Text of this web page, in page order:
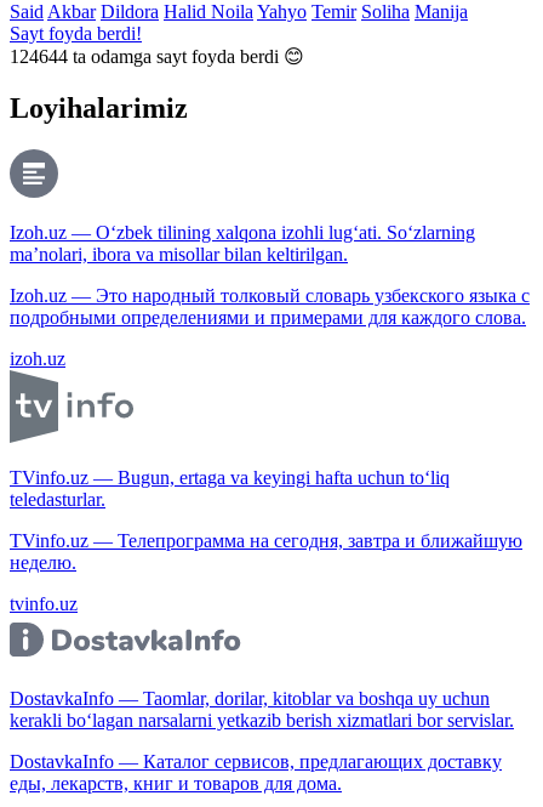
SaidAkbar Dildora Halid NoilaYahyo Temir Soliha Manija
Sayt foyda berdi!
124644 ta odamga sayt foyda berdi 😊
Loyihalarimiz
Izoh.uz — O‘zbek tilining xalqona izohli lug‘ati. So‘zlarning
ma’nolari, ibora va misollar bilan keltirilgan.
Izoh.uz — Это народный толковый словарь узбекского языка с
подробными определениями и примерами для каждого слова.
izoh.uz
TVinfo.uz — Bugun, ertaga va keyingi hafta uchun to‘liq
teledasturlar.
TVinfo.uz — Телепрограмма на сегодня, завтра и ближайшую
неделю.
tvinfo.uz
DostavkaInfo — Taomlar, dorilar, kitoblar va boshqa uy uchun
kerakli bo‘lagan narsalarni yetkazib berish xizmatlari bor servislar.
DostavkaInfo — Каталог сервисов, предлагающих доставку
еды, лекарств, книг и товаров для дома.